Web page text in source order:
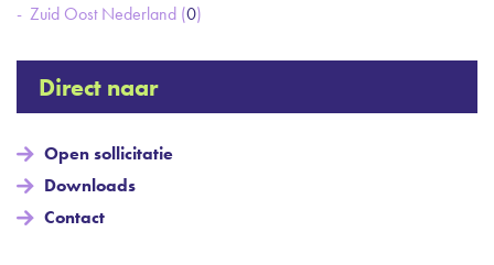
Zuid Oost Nederland (0)
Direct naar
Open sollicitatie
Downloads
Contact